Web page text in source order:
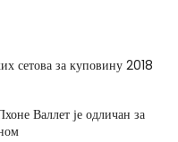
сетова за куповину 2018
Валлет је одличан за